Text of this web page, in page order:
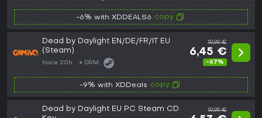
-6% with XDDEALS6 copy
Dead by Daylight EN/DE/FR/IT EU
(Steam)
hace 20h DRM:
19,99 €
6,45 €
-67%
-9% with XDDeals copy
Dead by Daylight EU PC Steam CD
19,99 €